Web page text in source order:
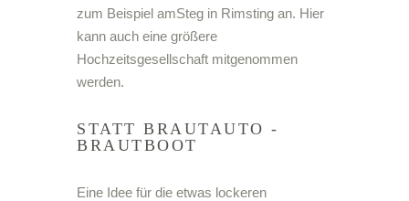
zum Beispiel amSteg in Rimsting an. Hier
kann auch eine größere
Hochzeitsgesellschaft mitgenommen
werden.
STATT BRAUTAUTO -
BRAUTBOOT
Eine Idee für die etwas lockeren